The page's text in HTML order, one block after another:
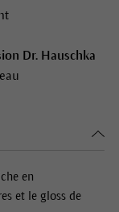
Dr. Hauschka
en
et le gloss de